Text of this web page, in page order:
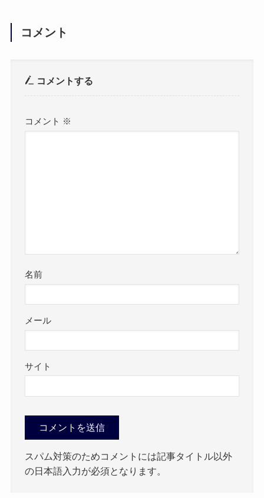
コメント
コメントする
コメント ※
名前
メール
サイト
スパム対策のためコメントには記事タイトル以外
の日本語入力が必須となります。